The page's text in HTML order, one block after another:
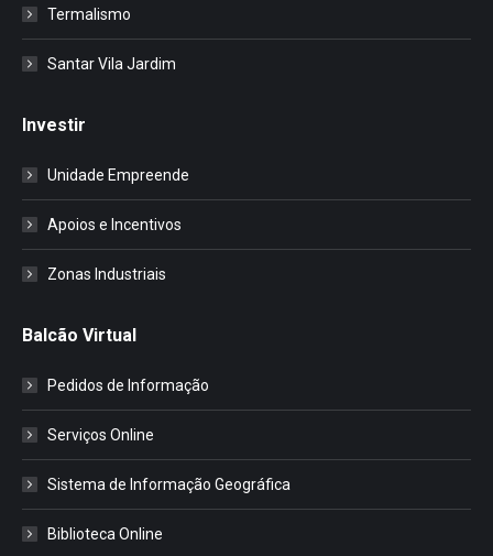
Termalismo
Santar Vila Jardim
Investir
Unidade Empreende
Apoios e Incentivos
Zonas Industriais
Balcão Virtual
Pedidos de Informação
Serviços Online
Sistema de Informação Geográfica
Biblioteca Online